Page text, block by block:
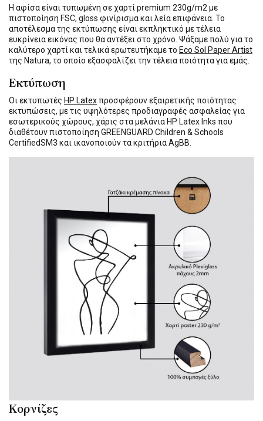
Η αφίσα είναι τυπωμένη σε χαρτί premium 230g/m2 με
πιστοποίηση FSC, gloss φινίρισμα και λεία επιφάνεια. Το
αποτέλεσμα της εκτύπωσης είναι εκπληκτικό με τέλεια
ευκρίνεια εικόνας που θα αντέξει στο χρόνο. Ψάξαμε πολύ για το
καλύτερο χαρτί και τελικά ερωτευτήκαμε το Eco Sol Paper Artist
της Natura, το οποίο εξασφαλίζει την τέλεια ποιότητα για εμάς.
Εκτύπωση
Οι εκτυπωτές HP Latexπροσφέρουν εξαιρετικής ποιότητας
εκτυπώσεις, με τις υψηλότερες προδιαγραφές ασφαλείας για
εσωτερικούς χώρους, χάρις στα μελάνια HP Latex Inks που
διαθέτουν πιστοποίηση GREENGUARD Children & Schools
CertifiedSM3 και ικανοποιούν τα κριτήρια AgBB.
Κορνίζες